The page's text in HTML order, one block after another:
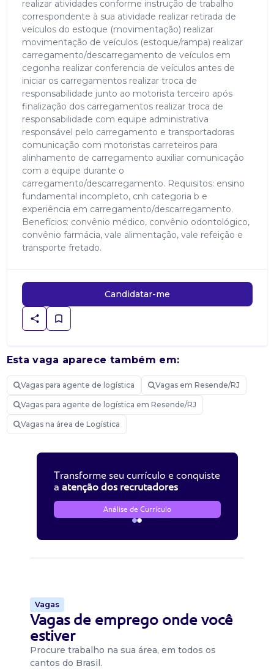
realizar atividades conforme instrução de trabalho
correspondente à sua atividade realizar retirada de
veículos do estoque (movimentação) realizar
movimentação de veículos (estoque/rampa) realizar
carregamento/descarregamento de veículos em
cegonha realizar conferencia de veículos antes de
iniciar os carregamentos realizar troca de
responsabilidade junto ao motorista terceiro após
finalização dos carregamentos realizar troca de
responsabilidade com equipe administrativa
responsável pelo carregamento e transportadoras
comunicação com motoristas carreteiros para
alinhamento de carregamento auxiliar comunicação
com a equipe durante o
carregamento/descarregamento. Requisitos: ensino
fundamental incompleto, cnh categoria b e
experiência em carregamento/descarregamento.
Benefícios: convênio médico, convênio odontológico,
convênio farmácia, vale alimentação, vale refeição e
transporte fretado.
Candidatar-me
Esta vaga aparece também em:
Vagas para agente de logística Vagas em Resende/RJ
Vagas para agente de logística em Resende/RJ
Vagas na área de Logística
Transforme seu currículo e conquiste
a atenção dos recrutadores
Análise de Currículo
Vagas
Vagas de emprego onde você
estiver
Procure trabalho na sua área, em todos os
cantos do Brasil.